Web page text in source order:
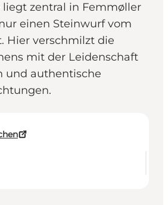
liegt zentral in Femmøller
einen Steinwurf vom
Hier verschmilzt die
mit der Leidenschaft
und authentische